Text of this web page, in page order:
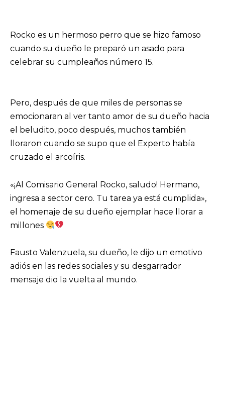
Rocko es un hermoso perro que se hizo famoso
cuando su dueño le preparó un asado para
celebrar su cumpleaños número 15.
Pero, después de que miles de personas se
emocionaran al ver tanto amor de su dueño hacia
el beludito, poco después, muchos también
lloraron cuando se supo que el Experto había
cruzado el arcoíris.
«¡Al Comisario General Rocko, saludo! Hermano,
ingresa a sector cero. Tu tarea ya está cumplida»,
el homenaje de su dueño ejemplar hace llorar a
millones
Fausto Valenzuela, su dueño, le dijo un emotivo
adiós en las redes sociales y su desgarrador
mensaje dio la vuelta al mundo.